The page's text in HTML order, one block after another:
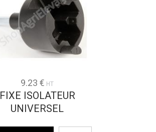
9.23 € HT
FIXE ISOLATEUR
UNIVERSEL